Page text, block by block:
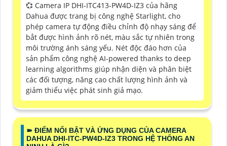
💞 Camera IP DHI-ITC413-PW4D-IZ3 của hãng
Dahua được trang bị công nghệ Starlight, cho
phép camera tự động điều chỉnh độ nhạy sáng để
bắt được hình ảnh rõ nét, màu sắc tự nhiên trong
môi trường ánh sáng yếu. Nét độc đáo hơn của
sản phẩm công nghệ AI-powered thanks to deep
learning algorithms giúp nhận diện và phân biệt
các đối tượng, nâng cao chất lượng hình ảnh và
giảm thiểu việc phát sinh giả mạo.
➽ ĐIỂM NỔI BẬT VÀ ỨNG DỤNG CỦA CAMERA
DAHUA DHI-ITC-PW4D-IZ3 TRONG HỆ THỐNG AN